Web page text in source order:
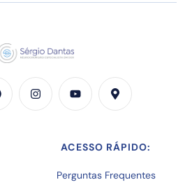
ACESSO RÁPIDO:
Perguntas Frequentes